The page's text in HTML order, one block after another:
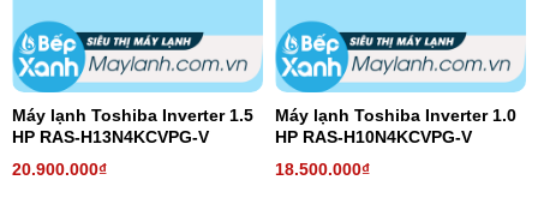
Máy lạnh Toshiba Inverter 1.5
HP RAS-H13N4KCVPG-V
20.900.000₫
Máy lạnh Toshiba Inverter 1.0
HP RAS-H10N4KCVPG-V
18.500.000₫